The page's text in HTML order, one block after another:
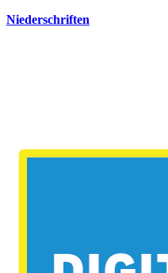
Niederschriften